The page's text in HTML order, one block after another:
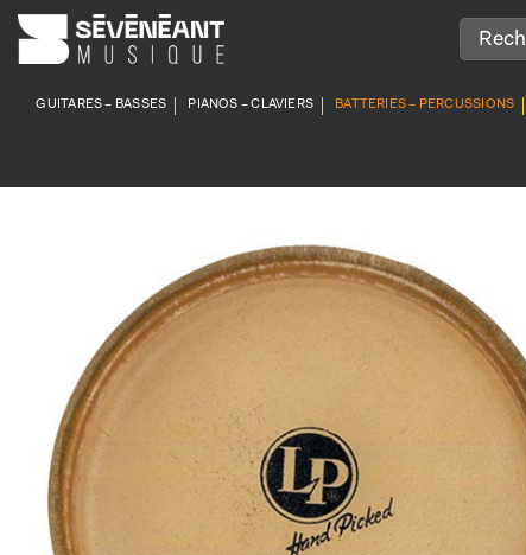
Passer
au
GUITARES – BASSES PIANOS – CLAVIERS BATTERIES – PERCUSSIONS